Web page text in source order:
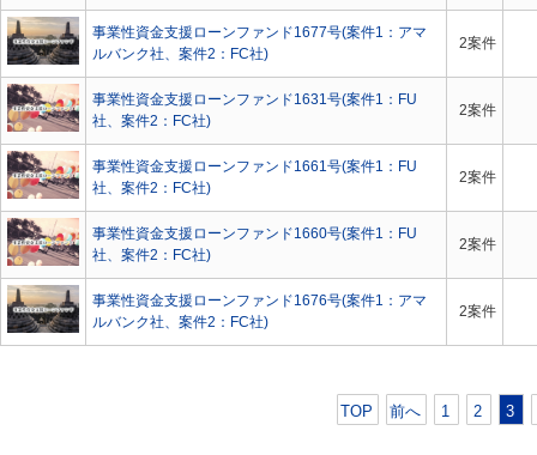
事業性資金支援ローンファンド1677号(案件1：アマ
ルバンク社、案件2：FC社)
2案件
事業性資金支援ローンファンド1631号(案件1：FU
社、案件2：FC社)
2案件
事業性資金支援ローンファンド1661号(案件1：FU
社、案件2：FC社)
2案件
事業性資金支援ローンファンド1660号(案件1：FU
社、案件2：FC社)
2案件
事業性資金支援ローンファンド1676号(案件1：アマ
ルバンク社、案件2：FC社)
2案件
TOP 前へ 1 2 3